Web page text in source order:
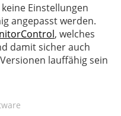
Einstellungen
angepasst werden.
, welches
damit sicher auch
lauffähig sein